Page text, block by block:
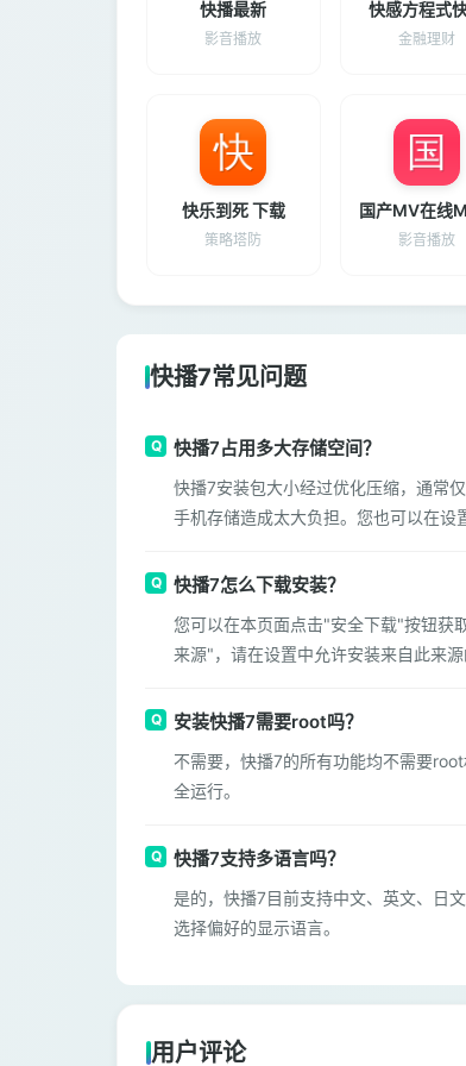
快播最新
影音播放
快感方程式
金融理财
快乐到死 下载
策略塔防 影音播放
快播7常见问题
快播7占用多大存储空间？
快播7安装包大小经过优化压缩，通常
手机存储造成太大负担。您也可以在设
快播7怎么下载安装？
您可以在本页面点击"安全下载"按钮获
来源"，请在设置中允许安装来自此来
安装快播7需要root吗？
不需要，快播7的所有功能均不需要
全运行。
快播7支持多语言吗？
是的，快播7目前支持中文、英文、日
选择偏好的显示语言。
用户评论